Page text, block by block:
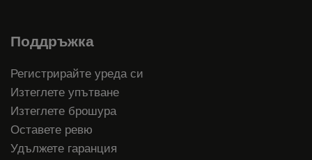
Поддръжка
Регистрирайте уреда си
Изтеглете упътване
Изтеглете брошура
Оставете ревю
Удължете гаранция